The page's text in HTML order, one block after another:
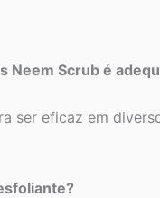
Neem Scrub é
ser eficaz em